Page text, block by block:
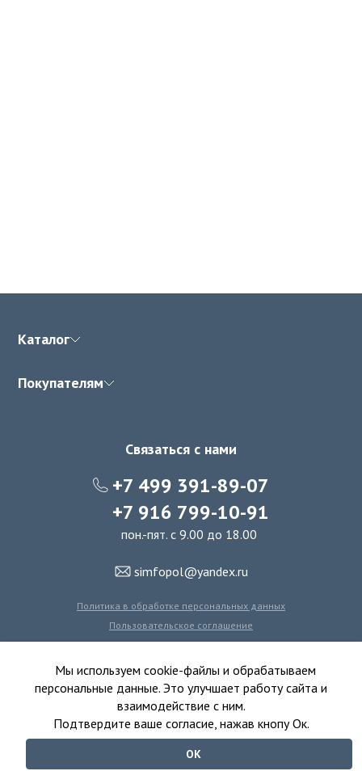
Каталог
Покупателям
Связаться с нами
+7 499 391-89-07
+7 916 799-10-91
пон.-пят. с 9.00 до 18.00
simfopol@yandex.ru
Политика в обработке персональных данных
Пользовательское соглашение
Политика использования файлов cookie
© 2016-2026 Симфония Пола - интернет-магазин
ковролина, линолеума, виниловых полов и ковровой плитки.
Мы используем cookie-файлы и обрабатываем
персональные данные. Это улучшает работу сайта и
взаимодействие с ним.
Подтвердите ваше согласие, нажав кнопу Ок.
ОК